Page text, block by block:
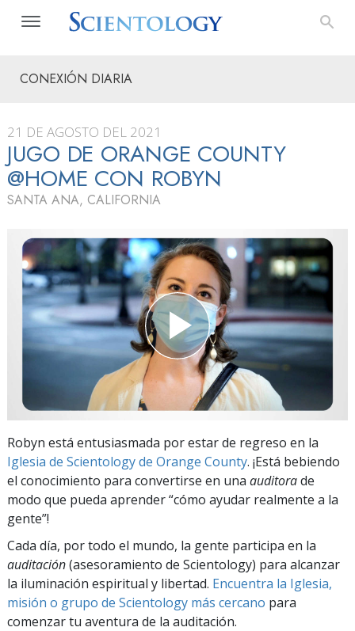
CONEXIÓN DIARIA
21 DE AGOSTO DEL 2021
JUGO DE ORANGE COUNTY
@HOME CON ROBYN
SANTA ANA, CALIFORNIA
Robyn está entusiasmada por estar de regreso en la
Iglesia de Scientology de Orange County. ¡Está bebiendo
el conocimiento para convertirse en una auditorade
modo que pueda aprender “cómo ayudar realmente a la
gente”!
Cada día, por todo el mundo, la gente participa en la
auditación(asesoramiento de Scientology) para alcanzar
la iluminación espiritual y libertad. Encuentra la Iglesia,
misión o grupo de Scientology más cercano para
comenzar tu aventura de la auditación.